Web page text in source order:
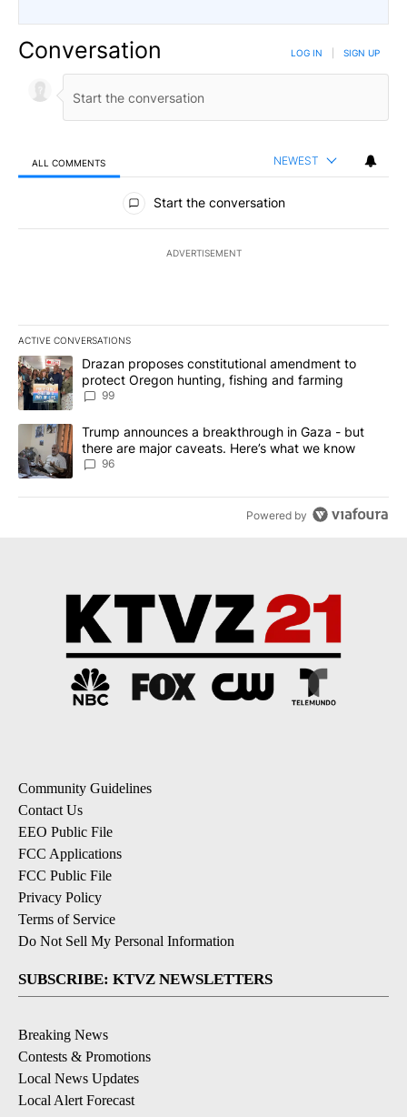
Conversation LOG IN SIGN UP
ALL COMMENTS NEWEST
All Comments
Start the conversation
ADVERTISEMENT
ACTIVE CONVERSATIONS
The following is a list of the most commented articles in the last
A trending article titled "Drazan proposes constitutional
Drazan proposes constitutional amendment to
protect Oregon hunting, fishing and farming
99
A trending article titled "Trump announces a breakthrough in
Trump announces a breakthrough in Gaza - but
there are major caveats. Here’s what we know
96
Powered by
Community Guidelines
Contact Us
EEO Public File
FCC Applications
FCC Public File
Privacy Policy
Terms of Service
Do Not Sell My Personal Information
SUBSCRIBE: KTVZ NEWSLETTERS
Breaking News
Contests & Promotions
Local News Updates
Local Alert Forecast